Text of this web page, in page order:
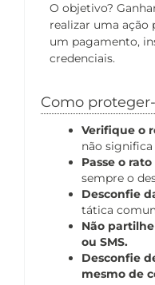
O objetivo?
realizar uma
um pagamento,
credenciais.
Como
Verifique o
não
Passe o
sempre o
Desconfie
tática
Não
ou SMS.
Desconfie
mesmo de